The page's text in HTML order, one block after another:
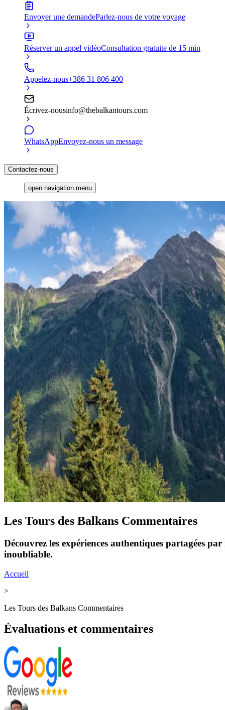
Envoyer une demandeParlez-nous de votre voyage
Réserver un appel vidéoConsultation gratuite de 15 min
Appelez-nous+386 31 806 400
Écrivez-nousinfo@thebalkantours.com
WhatsAppEnvoyez-nous un message
Contactez-nous
open navigation menu
Les Tours des Balkans Commentaires
Découvrez les expériences authentiques partagées
inoubliable.
Accueil
>
Les Tours des Balkans Commentaires
Évaluations et commentaires